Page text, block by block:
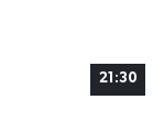
21:30